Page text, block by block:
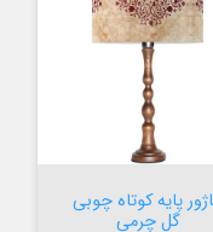
پایه کوتاه چوبی
گل چرمی